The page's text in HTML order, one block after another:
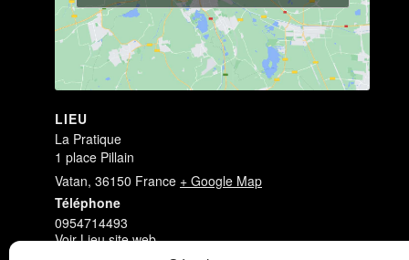
LIEU
La Pratique
1 place Pillain
Vatan, 36150 France + Google Map
Téléphone
0954714493
Voir Lieu site web